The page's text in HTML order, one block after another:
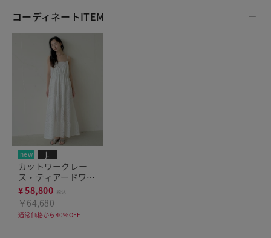
コーディネートITEM
new j.
カットワークレー
ス・ティアードワン
ピース
¥58,800 税込
￥64,680
通常価格から40%OFF